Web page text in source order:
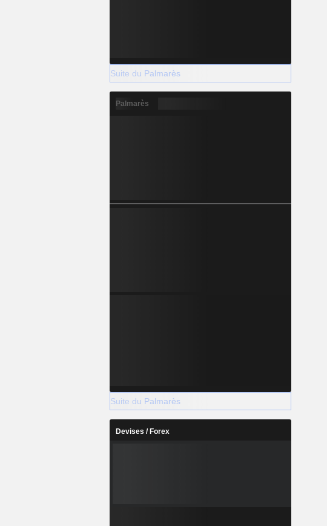
Suite du Palmarès
Palmarès
Suite du Palmarès
Devises / Forex